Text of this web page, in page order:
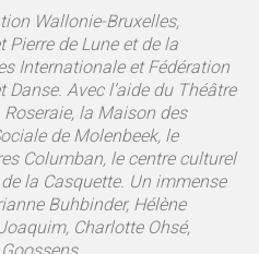
Wallonie-Bruxelles,
Pierre de Lune et de la
Internationale et Fédération
Avec l’aide du Théâtre
la Maison des
de Molenbeek, le
Columban, le centre culturel
la Casquette. Un immense
Buhbinder, Hélène
Charlotte Ohsé,